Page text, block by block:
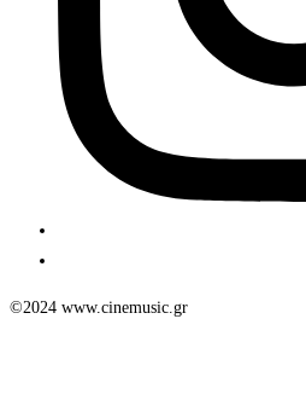
©2024 www.cinemusic.gr